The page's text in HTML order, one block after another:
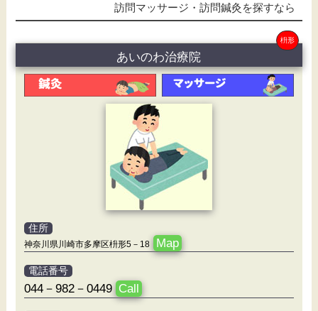
訪問マッサージ・訪問鍼灸を探すなら
枡形
あいのわ治療院
住所
神奈川県川崎市多摩区枡形5－18 Map
電話番号
044－982－0449 Call